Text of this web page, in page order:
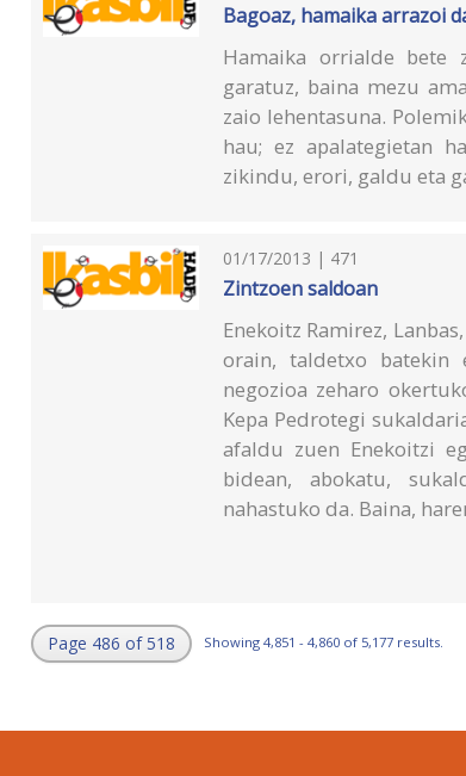
Bagoaz, hamaika arrazoi
Hamaika orrialde bete
garatuz, baina mezu
zaio lehentasuna.
hau; ez apalategietan
zikindu, erori, galdu eta
01/17/2013 | 471
Zintzoen saldoan
Enekoitz Ramirez,
orain, taldetxo batekin
negozioa zeharo
Kepa Pedrotegi
afaldu zuen Enekoitzi
bidean, abokatu,
nahastuko da. Baina,
Page 486 of 518 Showing 4,851 - 4,860 of 5,177 results.